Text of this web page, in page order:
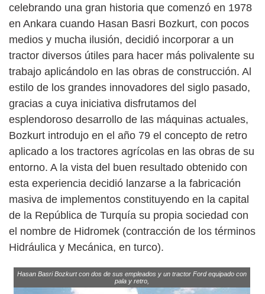
celebrando una gran historia que comenzó en 1978
en Ankara cuando Hasan Basri Bozkurt, con pocos
medios y mucha ilusión, decidió incorporar a un
tractor diversos útiles para hacer más polivalente su
trabajo aplicándolo en las obras de construcción. Al
estilo de los grandes innovadores del siglo pasado,
gracias a cuya iniciativa disfrutamos del
esplendoroso desarrollo de las máquinas actuales,
Bozkurt introdujo en el año 79 el concepto de retro
aplicado a los tractores agrícolas en las obras de su
entorno. A la vista del buen resultado obtenido con
esta experiencia decidió lanzarse a la fabricación
masiva de implementos constituyendo en la capital
de la República de Turquía su propia sociedad con
el nombre de Hidromek (contracción de los términos
Hidráulica y Mecánica, en turco).
Hasan Basri Bozkurt con dos de sus empleados y un tractor Ford equipado con
pala y retro,